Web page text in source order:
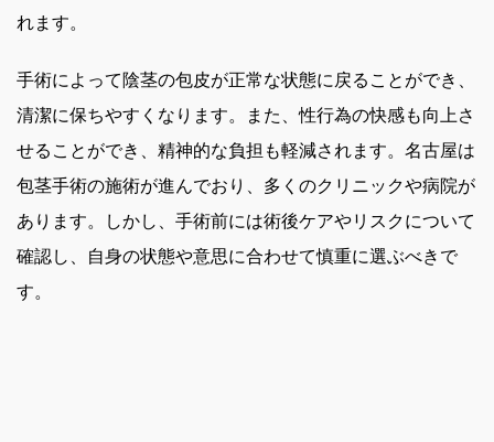
れます。
手術によって陰茎の包皮が正常な状態に戻ることができ、
清潔に保ちやすくなります。また、性行為の快感も向上さ
せることができ、精神的な負担も軽減されます。名古屋は
包茎手術の施術が進んでおり、多くのクリニックや病院が
あります。しかし、手術前には術後ケアやリスクについて
確認し、自身の状態や意思に合わせて慎重に選ぶべきで
す。